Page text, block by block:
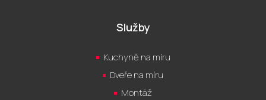
Služby
Kuchyně na míru
Dveře na míru
Montáž